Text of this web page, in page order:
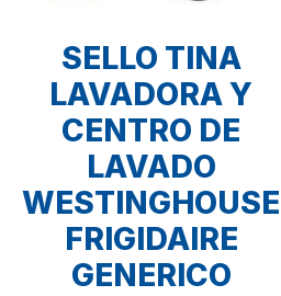
SELLO TINA
LAVADORA Y
CENTRO DE
LAVADO
WESTINGHOUSE
FRIGIDAIRE
GENERICO